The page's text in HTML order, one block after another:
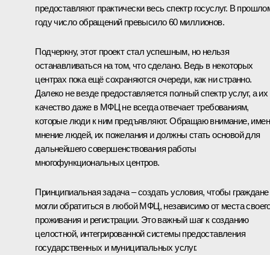
предоставляют практически весь спектр госуслуг. В
году число обращений превысило 60 миллионов.
Подчеркну, этот проект стал успешным, но нельзя
останавливаться на том, что сделано. Ведь в некоторых
центрах пока ещё сохраняются очереди, как ни странно.
Далеко не везде предоставляется полный спектр услуг, а их
качество даже в МФЦ не всегда отвечает требованиям,
которые люди к ним предъявляют. Обращаю внимание,
мнение людей, их пожелания и должны стать основой для
дальнейшего совершенствования работы
многофункциональных центров.
Принципиальная задача – создать условия, чтобы граждане
могли обратиться в любой МФЦ, независимо от места
проживания и регистрации. Это важный шаг к созданию
целостной, интегрированной системы предоставления
государственных и муниципальных услуг.